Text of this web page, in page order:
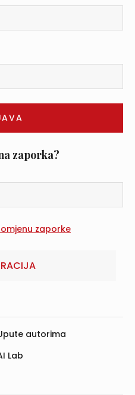
zaporka?
autorima
Lab